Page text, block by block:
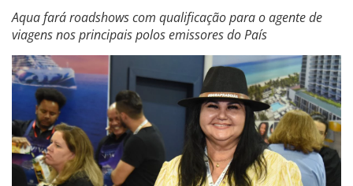
Aqua fará roadshows com qualificação para o agente de
viagens nos principais polos emissores do País